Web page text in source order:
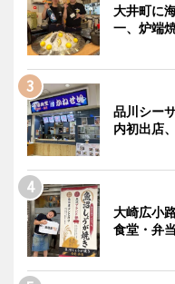
大井町に
一、炉端
品川シー
内初出店
大崎広小
食堂・弁